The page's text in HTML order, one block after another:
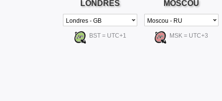
LONDRES
BST = UTC+1
MOSCOU
MSK = UTC+3